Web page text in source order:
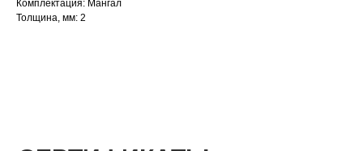
Комплектация: Мангал
Толщина, мм: 2